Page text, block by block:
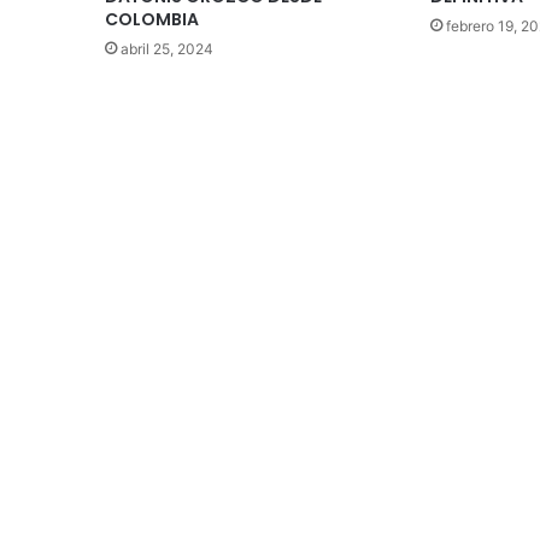
COLOMBIA
abril 25, 2024
febrero 19,